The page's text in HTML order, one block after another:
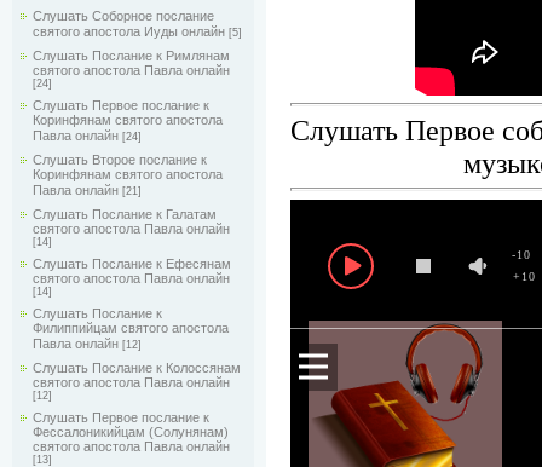
Слушать Соборное послание
святого апостола Иуды онлайн [5]
Слушать Послание к Римлянам
святого апостола Павла онлайн
[24]
Слушать Первое послание к
Коринфянам святого апостола
Павла онлайн [24]
Слушать Второе послание к
Коринфянам святого апостола
Павла онлайн [21]
Слушать Послание к Галатам
святого апостола Павла онлайн
[14]
Слушать Послание к Ефесянам
святого апостола Павла онлайн
[14]
Слушать Послание к
Филиппийцам святого апостола
Павла онлайн [12]
Слушать Послание к Колоссянам
святого апостола Павла онлайн
[12]
Слушать Первое послание к
Фессалоникийцам (Солунянам)
святого апостола Павла онлайн
[13]
Слушать Первое
+10
-10